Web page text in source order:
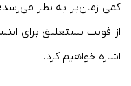
کمی زمان‌بر به نظر می‌رسد؛
از فونت نستعلیق برای
اشاره خواهیم کرد.